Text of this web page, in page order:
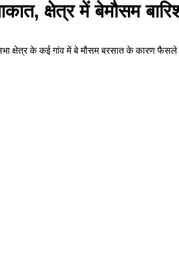
क्षेत्र में बेमौसम
क्षेत्र के कई गांव में बे मौसम बरसात के कारण